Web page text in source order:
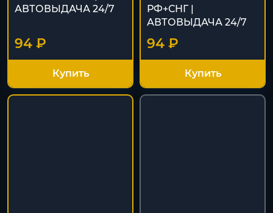
АВТОВЫДАЧА 24/7
94 ₽
Купить
РФ+СНГ |
АВТОВЫДАЧА 24/7
94 ₽
Купить